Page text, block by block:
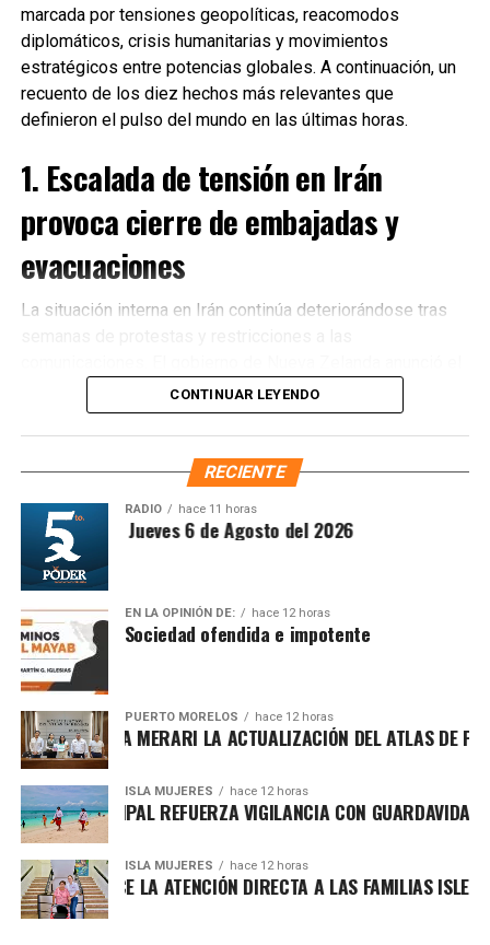
Recibe las noticias al instante
Únete al canal oficial de WhatsApp de
Quinto Podery recibe las noticias más
importantes de Quintana Roo directamente
en tu teléfono.
marcada por tensiones geopolíticas, reacomodos
diplomáticos, crisis humanitarias y movimientos
estratégicos entre potencias globales. A continuación, un
recuento de los diez hechos más relevantes que
definieron el pulso del mundo en las últimas horas.
1. Escalada de tensión en Irán
provoca cierre de embajadas y
evacuaciones
La situación interna en Irán continúa deteriorándose tras
cierre de su embajada en Teherány la evacuación
inmediata de su personal diplomático ante el incremento
de riesgos para la seguridad. Diversos países
occidentales reiteraron llamados a sus ciudadanos para
abandonar el territorio iraní.
2. Estados Unidos pospone ataque
contra Irán tras presiones
regionales
Fuentes diplomáticas señalaron que el presidente de
Estados Unidos decidióaplazar una acción militar
contra Irán luego de recibir presiones de Arabia Saudita,
Catar e Israel, quienes advirtieron sobre el riesgo de una
escalada regional. Washington evalúa nuevas sanciones
dirigidas a altos funcionarios iraníes.
3. Avanza plan internacional para la
transición política en Gaza
CONTINUAR LEYENDO
RECIENTE
RADIO hace 11 horas
Matutina Jueves 6 de Agosto del 2026
EN LA OPINIÓN DE: hace 12 horas
Sociedad ofendida e impotente
PUERTO MORELOS hace 12 horas
BLANCA MERARI LA ACTUALIZACIÓN DEL ATLAS DE
ISLA MUJERES hace 12 horas
MUNICIPAL REFUERZA VIGILANCIA CON GUARDAVIDAS
ISLA MUJERES hace 12 horas
FORTALECE LA ATENCIÓN DIRECTA A LAS FAMILIAS ISLEÑAS